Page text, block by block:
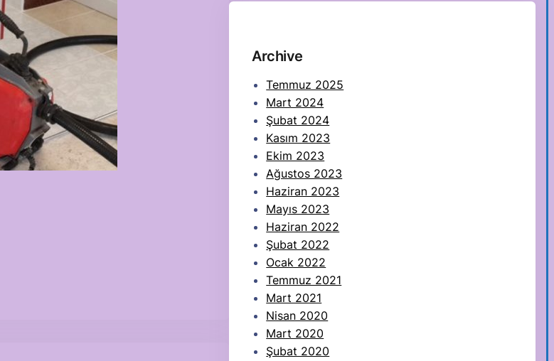
Archive
Temmuz 2025
Mart 2024
Şubat 2024
Kasım 2023
Ekim 2023
Ağustos 2023
Haziran 2023
Mayıs 2023
Haziran 2022
Şubat 2022
Ocak 2022
Temmuz 2021
Mart 2021
Nisan 2020
Mart 2020
Şubat 2020